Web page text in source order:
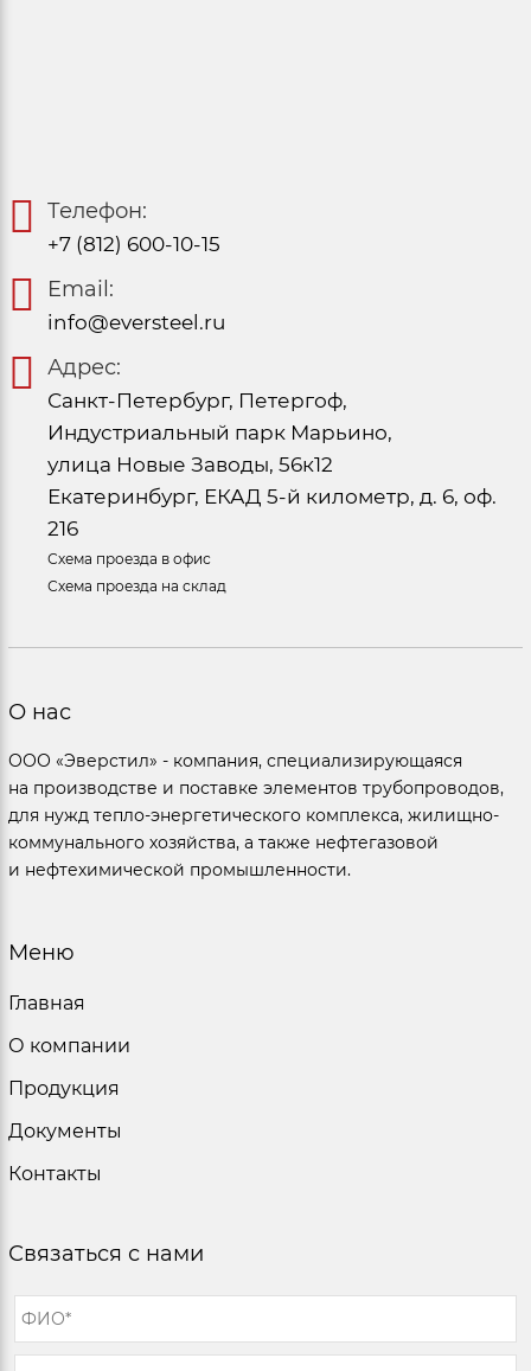
Телефон:
+7 (812) 600-10-15
Email:
info@eversteel.ru
Адрес:
Санкт-Петербург, Петергоф,
Индустриальный парк Марьино,
улица Новые Заводы, 56к12
Екатеринбург, ЕКАД 5-й километр, д. 6, оф.
216
Схема проезда в офис
Схема проезда на склад
О нас
ООО «Эверстил» - компания, специализирующаяся
на производстве и поставке элементов трубопроводов,
для нужд тепло-энергетического комплекса, жилищно-
коммунального хозяйства, а также нефтегазовой
и нефтехимической промышленности.
Меню
Главная
О компании
Продукция
Документы
Контакты
Связаться с нами